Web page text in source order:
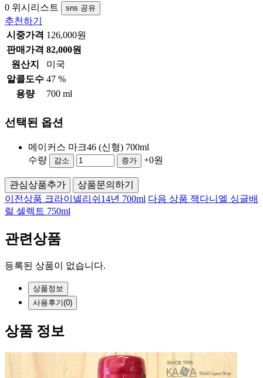
0 위시리스트 sns 공유
추천하기
시중가격 126,000원
판매가격 82,000원
원산지
미국
알콜도수 47 %
용량
700 ml
선택된 옵션
메이커스 마크46 (신형) 700ml
수량
감소 증가 +0원
관심상품추가
상품문의하기
이전상품 크라이넬리쉬14년 700ml 다음 상품 잭다니엘 싱글배
럴 셀렉트 750ml
관련상품
등록된 상품이 없습니다.
상품정보
사용후기(0)
상품 정보